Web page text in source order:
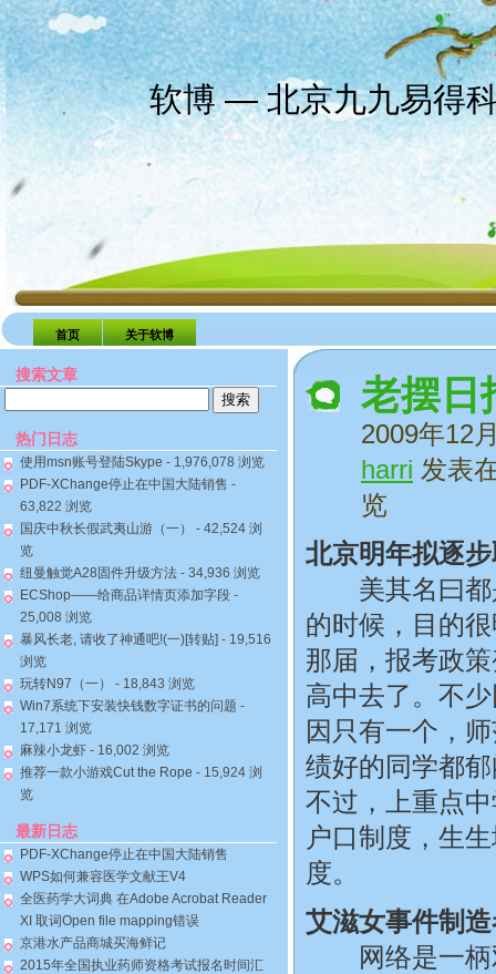
软博 — 北京九九易得
首页 关于软博
搜索文章
热门日志
使用msn账号登陆Skype - 1,976,078 浏览
PDF-XChange停止在中国大陆销售 -
63,822 浏览
国庆中秋长假武夷山游（一）
- 42,524 浏
览
纽曼触觉A28固件升级方法 - 34,936 浏览
ECShop——给商品详情页添加字段 -
25,008 浏览
暴风长老, 请收了神通吧!(一)[转贴] - 19,516
浏览
玩转N97（一）
- 18,843 浏览
Win7系统下安装快钱数字证书的问题 -
17,171 浏览
麻辣小龙虾 - 16,002 浏览
推荐一款小游戏Cut the Rope - 15,924 浏
览
最新日志
PDF-XChange停止在中国大陆销售
WPS如何兼容医学文献王V4
全医药学大词典 在Adobe Acrobat Reader
XI 取词Open file mapping错误
京港水产品商城买海鲜记
2015年全国执业药师资格考试报名时间汇
老摆日
2009年12
harri 发表
览
北京明年拟逐
美其名曰都
的时候，目的
那届，报考政
高中去了。不
因只有一个，
绩好的同学都
不过，上重点
户口制度，生
度。
艾滋女事件制
网络是一柄